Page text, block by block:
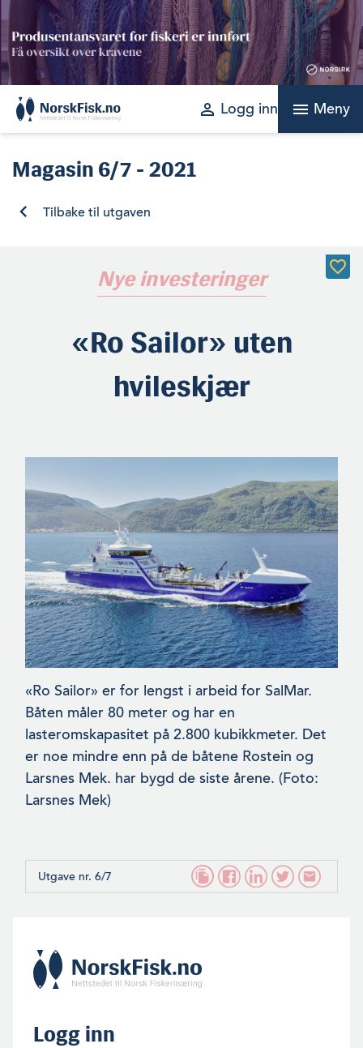
Skip
to
content
perm_identity Logg inn menu Meny
Magasin 6/7 - 2021
Tilbake til utgaven
Nye investeringer
«Ro Sailor» uten
hvileskjær
«Ro Sailor» er for lengst i arbeid for SalMar.
Båten måler 80 meter og har en
lasteromskapasitet på 2.800 kubikkmeter. Det
er noe mindre enn på de båtene Rostein og
Larsnes Mek. har bygd de siste årene. (Foto:
Larsnes Mek)
Utgave nr. 6/7
Logg inn